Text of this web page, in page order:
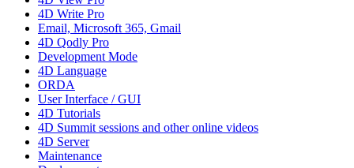
4D Write Pro
Email, Microsoft 365, Gmail
4D Qodly Pro
Development Mode
4D Language
ORDA
User Interface / GUI
4D Tutorials
4D Summit sessions and other online videos
4D Server
Maintenance